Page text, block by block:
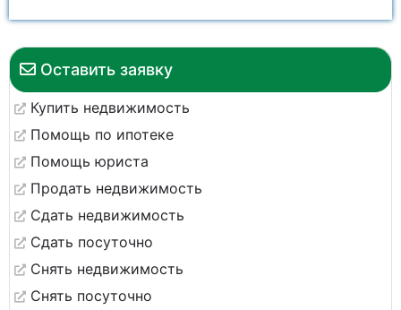
Оставить заявку
Купить недвижимость
Помощь по ипотеке
Помощь юриста
Продать недвижимость
Сдать недвижимость
Сдать посуточно
Снять недвижимость
Снять посуточно